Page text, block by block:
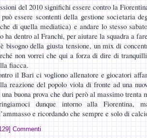
del 2010 significhi essere contro la
essere scontenti della gestione societaria
di quella mediatica) e andare lo stesso
ha dentro al Franchi, per aiutare la squadra a
bisogno della giusta tensione, un mix di
non vorrei che qui a forza di dire di
fiacca.
il Bari ci vogliono allenatore e giocatori
reazione del popolo viola di fronte ad una
una buona prova che duri però al massimo trenta
dunque intorno alla Fiorentina,
e ricordando che sempre e solo di
Commenti